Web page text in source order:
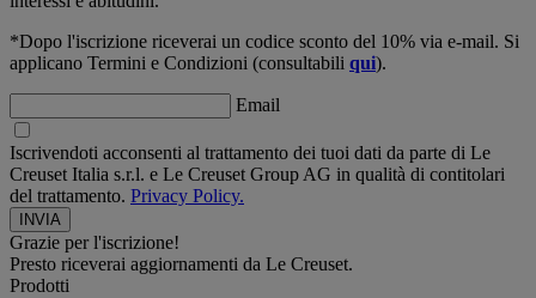
*Dopo l'iscrizione riceverai un codice sconto del 10% via e-mail. Si
applicano Termini e Condizioni (consultabili qui).
Email
Iscrivendoti acconsenti al trattamento dei tuoi dati da parte di Le
Creuset Italia s.r.l. e Le Creuset Group AG in qualità di contitolari
del trattamento. Privacy Policy.
Grazie per l'iscrizione!
Presto riceverai aggiornamenti da Le Creuset.
Prodotti